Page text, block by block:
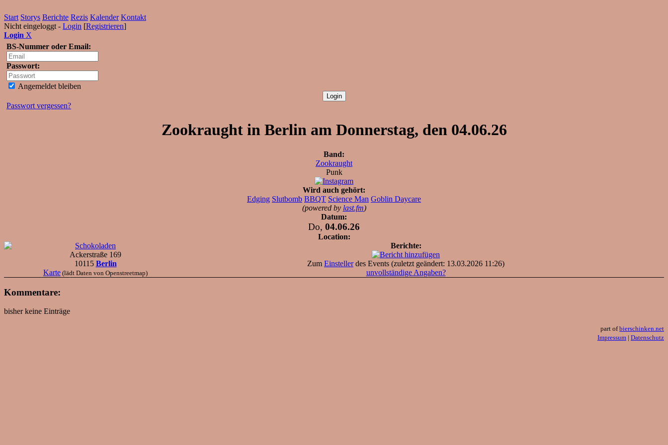
Start Storys Berichte Rezis Kalender Kontakt
Nicht eingeloggt - Login [Registrieren]
Login X
BS-Nummer oder Email:
Passwort:
Angemeldet bleiben
Passwort vergessen?
Zookraught in Berlin am Donnerstag, den 04.06.26
Band:
Zookraught
Punk
Wird auch gehört:
Edging Slutbomb BBQT Science Man Goblin Daycare
(powered by last.fm)
Datum:
Do, 04.06.26
Location:
Schokoladen
Ackerstraße 169
10115 Berlin
Karte (lädt Daten von Openstreetmap)
Berichte:
Zum Einstellerdes Events (zuletzt geändert: 13.03.2026 11:26)
unvollständige Angaben?
Kommentare:
bisher keine Einträge
part ofbierschinken.net
Impressum | Datenschutz